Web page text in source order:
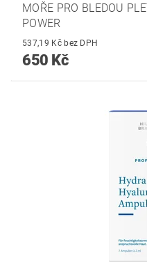
MOŘE PRO BLEDOU
POWER
537,19 Kč bez DPH
650 Kč